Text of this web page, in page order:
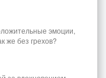
эмоции,
же без грехов?